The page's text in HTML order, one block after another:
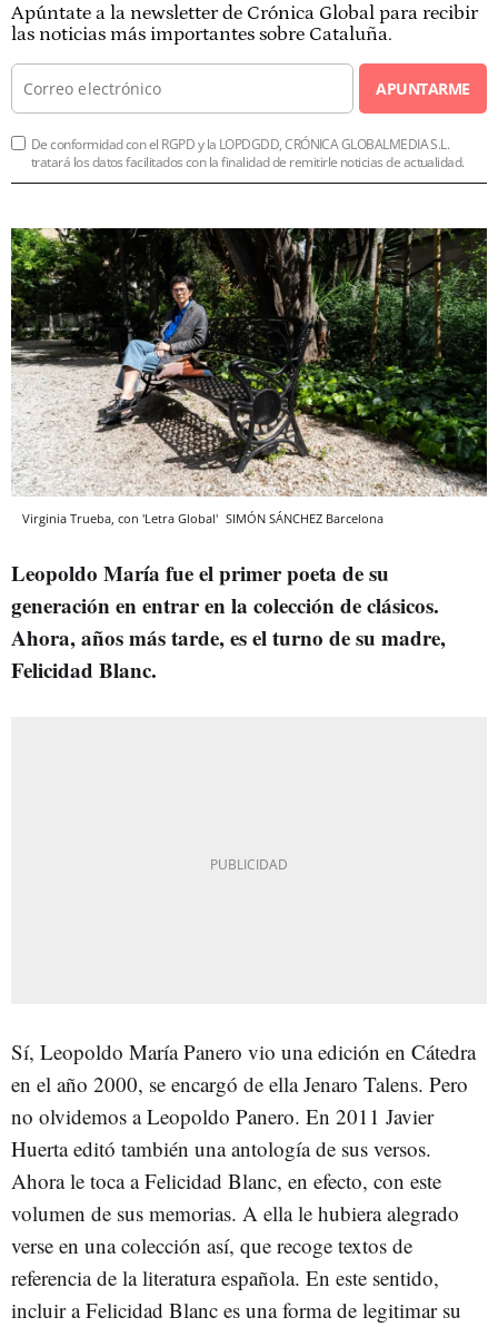
Apúntate a la newsletter de Crónica Global para recibir
las noticias más importantes sobre Cataluña.
APUNTARME
De conformidad con el RGPD y la LOPDGDD, CRÓNICA GLOBALMEDIA S.L.
tratará los datos facilitados con la finalidad de remitirle noticias de actualidad.
Virginia Trueba, con 'Letra Global' SIMÓN SÁNCHEZ Barcelona
Leopoldo María fue el primer poeta de su
generación en entrar en la colección de clásicos.
Ahora, años más tarde, es el turno de su madre,
Felicidad Blanc.
Sí, Leopoldo María Panero vio una edición en Cátedra
en el año 2000, se encargó de ella Jenaro Talens. Pero
no olvidemos a Leopoldo Panero. En 2011 Javier
Huerta editó también una antología de sus versos.
Ahora le toca a Felicidad Blanc, en efecto, con este
volumen de sus memorias. A ella le hubiera alegrado
verse en una colección así, que recoge textos de
referencia de la literatura española. En este sentido,
incluir a Felicidad Blanc es una forma de legitimar su